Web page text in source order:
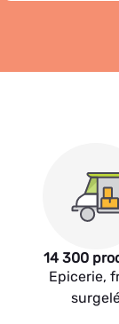
14 300
Epicerie,